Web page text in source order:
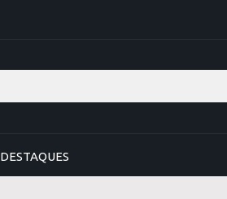
DESTAQUES